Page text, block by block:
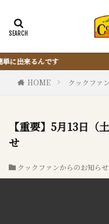
HOME クックファ
【重要】5月13日（
せ
クックファンからのお知らせ